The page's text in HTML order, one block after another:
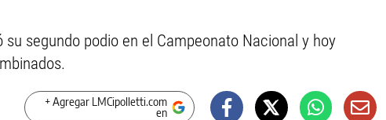
segundo podio en el Campeonato Nacional y hoy
+ Agregar LMCipolletti.com
en